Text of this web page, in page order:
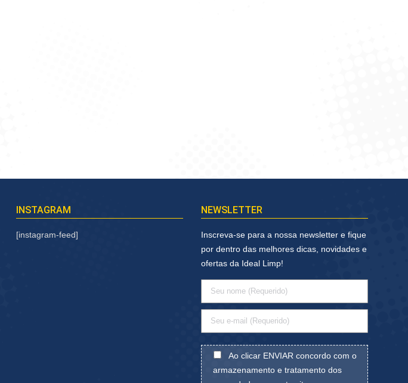
INSTAGRAM
[instagram-feed]
NEWSLETTER
Inscreva-se para a nossa newsletter e fique
por dentro das melhores dicas, novidades e
ofertas da Ideal Limp!
Ao clicar ENVIAR concordo com o
armazenamento e tratamento dos